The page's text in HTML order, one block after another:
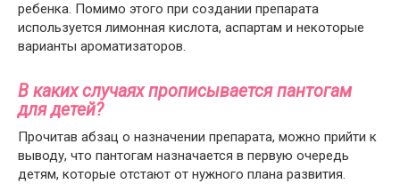
ребенка. Помимо этого при создании препарата
используется лимонная кислота, аспартам и некоторые
варианты ароматизаторов.
В каких случаях прописывается пантогам
для детей?
Прочитав абзац о назначении препарата, можно прийти к
выводу, что пантогам назначается в первую очередь
детям, которые отстают от нужного плана развития.